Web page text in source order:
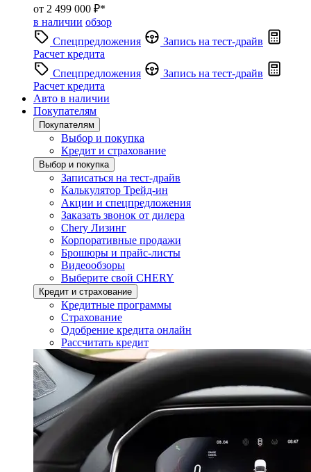
от 2 499 000 ₽*
в наличии обзор
Спецпредложения
Запись на тест-драйв
Расчет кредита
Спецпредложения
Запись на тест-драйв
Расчет кредита
Авто в наличии
Покупателям
Покупателям
Выбор и покупка
Кредит и страхование
Выбор и покупка
Записаться на тест-драйв
Калькулятор Трейд-ин
Акции и спецпредложения
Заказать звонок от дилера
Chery Лизинг
Корпоративные продажи
Брошюры и прайс-листы
Видеообзоры
Выберите свой CHERY
Кредит и страхование
Кредитные программы
Страхование
Одобрение кредита онлайн
Рассчитать кредит